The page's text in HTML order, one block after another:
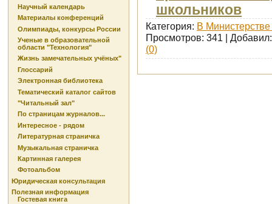
Научный календарь
Материалы конференций
Олимпиады, конкурсы России
Ученые в образовательной
области "Технология"
Жизнь замечательных учёных"
Глоссарий
Электронная библиотека
Тематический каталог сайтов
"Читальный зал"
По страницам журналов...
Интересное - рядом
Литературная страничка
Музыкальная страничка
Картинная галерея
Фотоальбом
Юридическая консультация
Полезная информация
Гостевая книга
школьников
Категория: В
Просмотров: 341 |
(0)